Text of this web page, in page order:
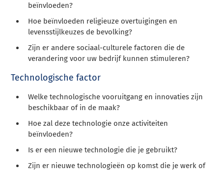
beïnvloeden?
Hoe beïnvloeden religieuze overtuigingen en
levensstijlkeuzes de bevolking?
Zijn er andere sociaal-culturele factoren die de
verandering voor uw bedrijf kunnen stimuleren?
Technologische factor
Welke technologische vooruitgang en innovaties zijn
beschikbaar of in de maak?
Hoe zal deze technologie onze activiteiten
beïnvloeden?
Is er een nieuwe technologie die je gebruikt?
Zijn er nieuwe technologieën op komst die je werk of